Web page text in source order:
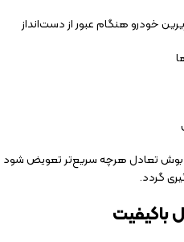
خودرو هنگام عبور از دست‌انداز
بوش تعادل هرچه سریع‌تر تعویض شود
گردد.
باکیفیت